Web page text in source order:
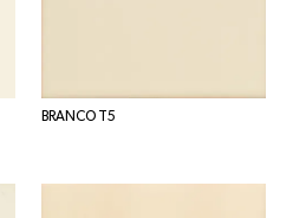
BRANCO T5